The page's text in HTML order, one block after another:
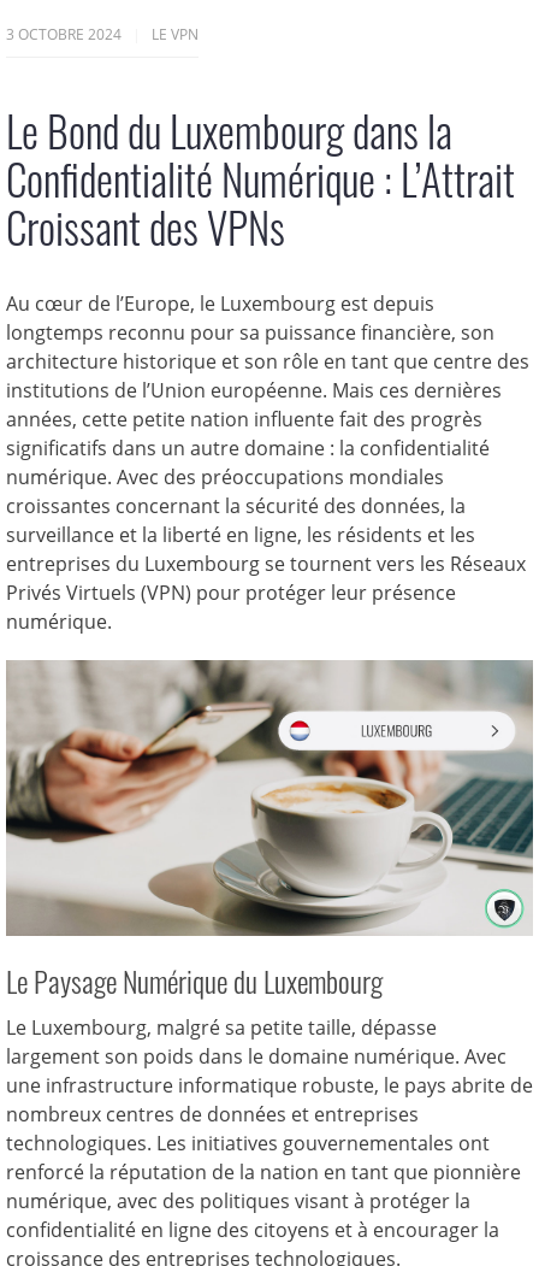
3 OCTOBRE 2024 LE VPN
Le Bond du Luxembourg dans la
Confidentialité Numérique : L’Attrait
Croissant des VPNs
Au cœur de l’Europe, le Luxembourg est depuis
longtemps reconnu pour sa puissance financière, son
architecture historique et son rôle en tant que centre des
institutions de l’Union européenne. Mais ces dernières
années, cette petite nation influente fait des progrès
significatifs dans un autre domaine : la confidentialité
numérique. Avec des préoccupations mondiales
croissantes concernant la sécurité des données, la
surveillance et la liberté en ligne, les résidents et les
entreprises du Luxembourg se tournent vers les Réseaux
Privés Virtuels (VPN) pour protéger leur présence
numérique.
Le Paysage Numérique du Luxembourg
Le Luxembourg, malgré sa petite taille, dépasse
largement son poids dans le domaine numérique. Avec
une infrastructure informatique robuste, le pays abrite de
nombreux centres de données et entreprises
technologiques. Les initiatives gouvernementales ont
renforcé la réputation de la nation en tant que pionnière
numérique, avec des politiques visant à protéger la
confidentialité en ligne des citoyens et à encourager la
croissance des entreprises technologiques.